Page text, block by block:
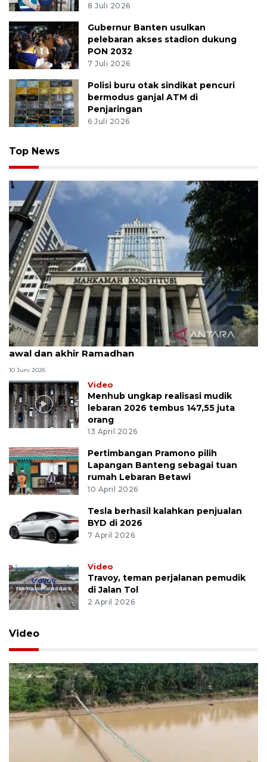
8 Juli 2026
Gubernur Banten usulkan
pelebaran akses stadion dukung
PON 2032
7 Juli 2026
Polisi buru otak sindikat pencuri
bermodus ganjal ATM di
Penjaringan
6 Juli 2026
Top News
MK uji materi UU Peradilan Agama perihal isbat
awal dan akhir Ramadhan
10 Juni 2026
Video
Menhub ungkap realisasi mudik
lebaran 2026 tembus 147,55 juta
orang
13 April 2026
Pertimbangan Pramono pilih
Lapangan Banteng sebagai tuan
rumah Lebaran Betawi
10 April 2026
Tesla berhasil kalahkan penjualan
BYD di 2026
7 April 2026
Video
Travoy, teman perjalanan pemudik
di Jalan Tol
2 April 2026
Video